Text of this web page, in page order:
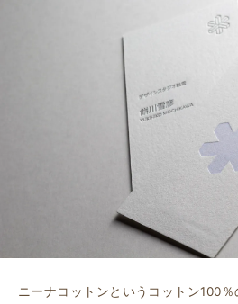
ニーナコットンというコットン100